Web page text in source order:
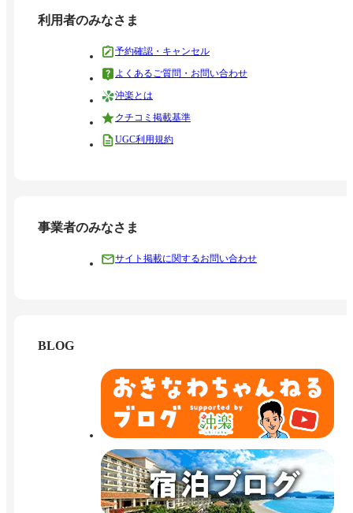
利用者のみなさま
予約確認・キャンセル
よくあるご質問・お問い合わせ
沖楽とは
クチコミ掲載基準
UGC利用規約
事業者のみなさま
サイト掲載に関するお問い合わせ
BLOG